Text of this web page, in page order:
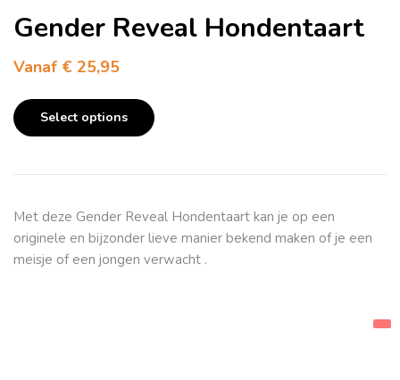
Gender Reveal Hondentaart
Vanaf € 25,95
Select options
Met deze Gender Reveal Hondentaart kan je op een
originele en bijzonder lieve manier bekend maken of je een
meisje of een jongen verwacht .